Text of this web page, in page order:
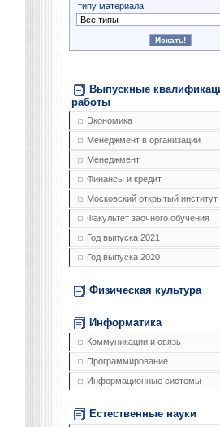
типу материала:
Выпускные
работы
Экономика
Менеджмент в организации
Менеджмент
Финансы и кредит
Московский открытый институт
Факультет заочного обучения
Год выпуска 2021
Год выпуска 2020
Физическая культура
Информатика
Коммуникации и связь
Программирование
Информационные системы
Естественные науки